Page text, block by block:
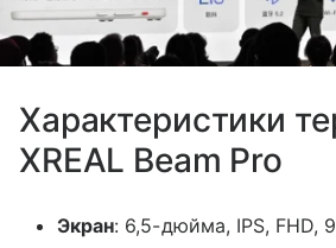
Характеристики
XREAL Beam Pro
Экран: 6,5-дюйма, IPS, FHD,